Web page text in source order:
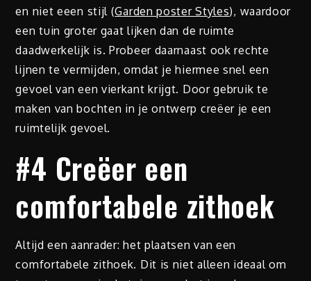
en niet eeen stijl (Garden poster Styles), waardoor
een tuin groter gaat lijken dan de ruimte
daadwerkelijk is. Probeer daarnaast ook rechte
lijnen te vermijden, omdat je hiermee snel een
gevoel van een vierkant krijgt. Door gebruik te
maken van bochten in je ontwerp creëer je een
ruimtelijk gevoel.
#4 Creëer een
comfortabele zithoek
Altijd een aanrader: het plaatsen van een
comfortabele zithoek. Dit is niet alleen ideaal om